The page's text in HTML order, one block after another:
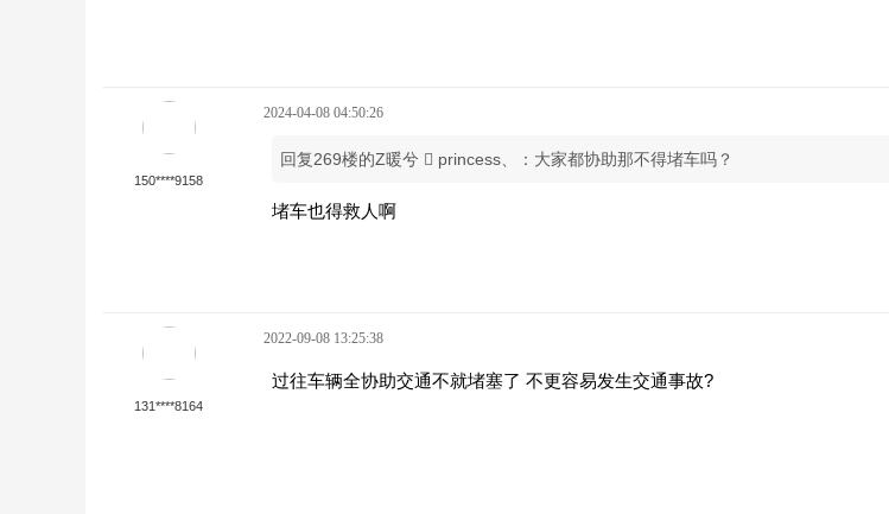
150****9158
2024-04-08 04:50:26
回复269楼的Z暖兮  princess、：大家都协助那不得堵车吗？
堵车也得救人啊
131****8164
2022-09-08 13:25:38
过往车辆全协助交通不就堵塞了 不更容易发生交通事故?